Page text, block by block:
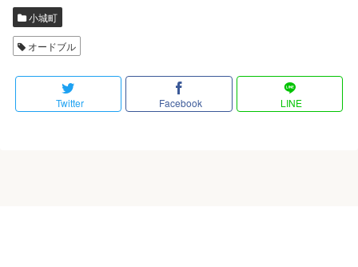
小城町
オードブル
Twitter Facebook LINE